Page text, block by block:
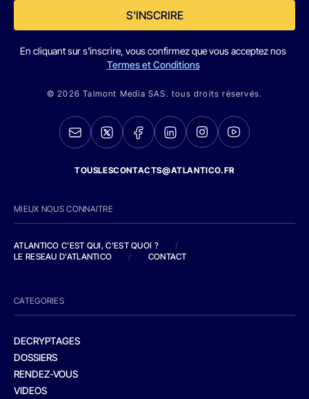
S'INSCRIRE
En cliquant sur s'inscrire, vous confirmez que vous acceptez nos
Termes et Conditions
© 2026 Talmont Media SAS. tous droits réservés.
TOUSLESCONTACTS@ATLANTICO.FR
MIEUX NOUS CONNAITRE
ATLANTICO C'EST QUI, C'EST QUOI ?
/
LE RESEAU D'ATLANTICO
/ CONTACT
CATEGORIES
DECRYPTAGES
DOSSIERS
RENDEZ-VOUS
VIDEOS